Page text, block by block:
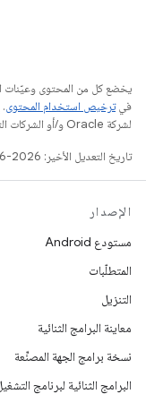
يخضع كل من المحتوى وعيّنات
فيترخيص استخدام المحتوى
لشركة Oracle و/أو الشركات التابعة لها.
تاريخ التعديل الأخير: 2026-06-22 (حسب التوقيت العالمي المتفَّق عليه)
الإصدار
مستودع Android
المتطلّبات
التنزيل
معاينة البرامج الثنائية
نسخة برامج الجهة المصنِّعة
البرامج الثنائية لبرنامج